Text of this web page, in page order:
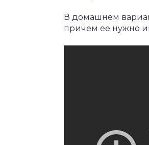
В домашнем
причем ее нужно